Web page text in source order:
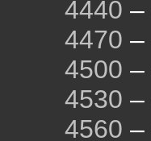
4440 –
4470 –
4500 –
4530 –
4560 –